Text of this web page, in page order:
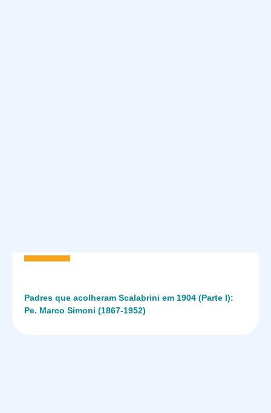
Padres que acolheram Scalabrini em 1904 (Parte I):
Pe. Marco Simoni (1867-1952)